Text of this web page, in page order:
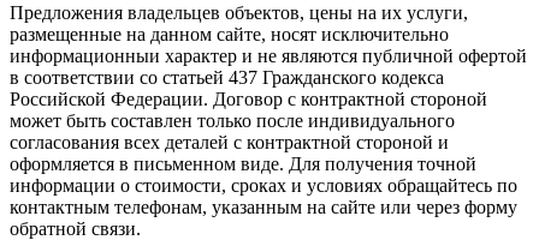
Предложения владельцев объектов, цены на их услуги,
размещенные на данном сайте, носят исключительно
информационныи характер и не являются публичной офертой
в соответствии со статьей 437 Гражданского кодекса
Российской Федерации. Договор с контрактной стороной
может быть составлен только после индивидуального
согласования всех деталей с контрактной стороной и
оформляется в письменном виде. Для получения точной
информации о стоимости, сроках и условиях обращайтесь по
контактным телефонам, указанным на сайте или через форму
обратной связи.